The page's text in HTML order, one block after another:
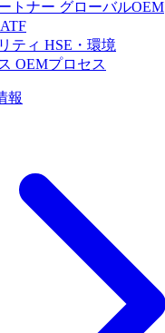
トナー グローバルOEM
ティ HSE・環境
OEMプロセス
報